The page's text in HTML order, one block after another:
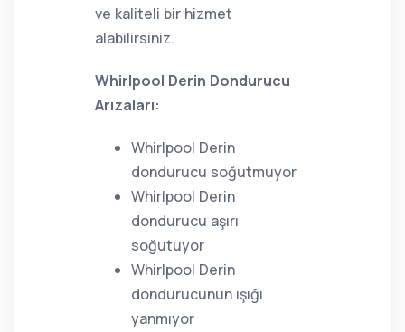
ve kaliteli bir hizmet
alabilirsiniz.
Whirlpool Derin Dondurucu
Arızaları:
Whirlpool Derin
dondurucu soğutmuyor
Whirlpool Derin
dondurucu aşırı
soğutuyor
Whirlpool Derin
dondurucunun ışığı
yanmıyor